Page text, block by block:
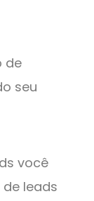
de
seu
você
leads